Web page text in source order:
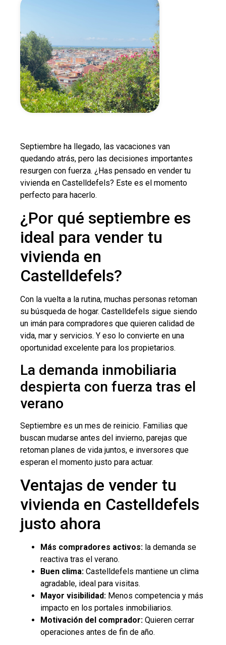
Septiembre ha llegado, las vacaciones van
quedando atrás, pero las decisiones importantes
resurgen con fuerza. ¿Has pensado en vender tu
vivienda en Castelldefels? Este es el momento
perfecto para hacerlo.
¿Por qué septiembre es
ideal para vender tu
vivienda en
Castelldefels?
Con la vuelta a la rutina, muchas personas retoman
su búsqueda de hogar. Castelldefels sigue siendo
un imán para compradores que quieren calidad de
vida, mar y servicios. Y eso lo convierte en una
oportunidad excelente para los propietarios.
La demanda inmobiliaria
despierta con fuerza tras el
verano
Septiembre es un mes de reinicio. Familias que
buscan mudarse antes del invierno, parejas que
retoman planes de vida juntos, e inversores que
esperan el momento justo para actuar.
Ventajas de vender tu
vivienda en Castelldefels
justo ahora
Más compradores activos: la demanda se
reactiva tras el verano.
Buen clima: Castelldefels mantiene un clima
agradable, ideal para visitas.
Mayor visibilidad: Menos competencia y más
impacto en los portales inmobiliarios.
Motivación del comprador: Quieren cerrar
operaciones antes de fin de año.